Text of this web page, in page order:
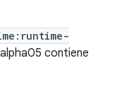
contiene